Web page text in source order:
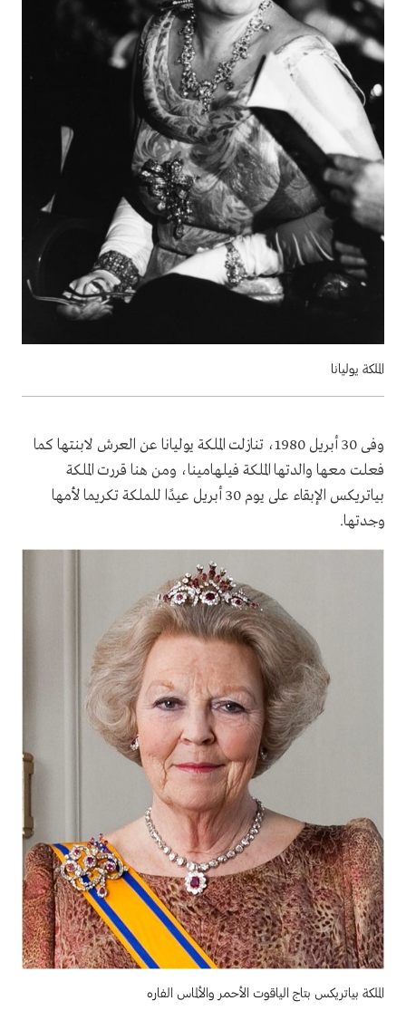
الملكة يوليانا
وفى 30 أبريل 1980، تنازلت الملكة يوليانا عن العرش لابنتها كما
فعلت معها والدتها الملكة فيلهامينا، ومن هنا قررت الملكة
بياتريكس الإبقاء على يوم 30 أبريل عيدًا للملكة تكريما لأمها
وجدتها.
الملكة بياتريكس بتاج الياقوت الأحمر والألماس الفاره